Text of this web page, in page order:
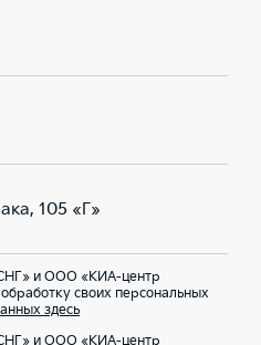
105 «Г»
и ООО «КИА-центр
своих персональных
здесь
и ООО «КИА-центр